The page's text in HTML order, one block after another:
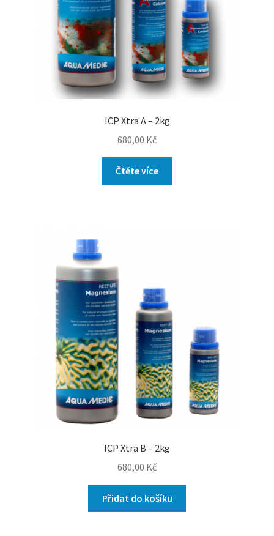
ICP Xtra A – 2kg
680,00 Kč
Čtěte více
ICP Xtra B – 2kg
680,00 Kč
Přidat do košíku